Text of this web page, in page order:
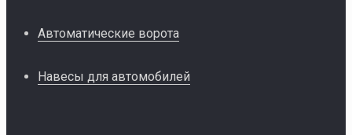
Автоматические ворота
Навесы для автомобилей